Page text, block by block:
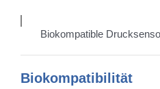
Biokompatible
Biokompatibilität